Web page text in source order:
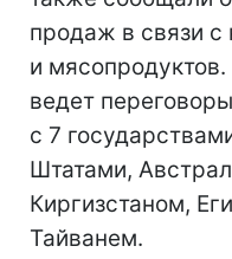
продаж в связи с
и
ведет
с 7
Штатами,
Киргизстаном,
Тайванем.